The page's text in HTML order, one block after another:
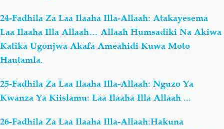
24-Fadhila Za Laa Ilaaha Illa-Allaah: Atakayesema
Laa Ilaaha Illa Allaah… Allaah Humsadiki Na Akiwa
Katika Ugonjwa Akafa Ameahidi Kuwa Moto
Hautamla.
25-Fadhila Za Laa Ilaaha Illa-Allaah: Nguzo Ya
Kwanza Ya Kiislamu: Laa Ilaaha Illa Allaah ...
26-Fadhila Za Laa Ilaaha Illa-Allaah:Hakuna